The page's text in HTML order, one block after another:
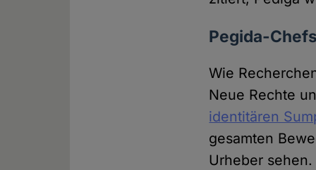
Pegida-
Wie
Neue Rechte
identitären
gesamten
Urheber sehen.